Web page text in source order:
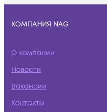
КОМПАНИЯ NAG
О компании
Новости
Вакансии
Контакты